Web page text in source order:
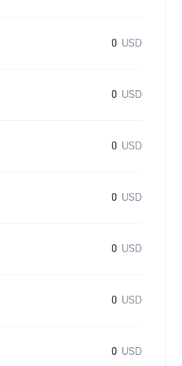
0 USD
0 USD
0 USD
0 USD
0 USD
0 USD
0 USD